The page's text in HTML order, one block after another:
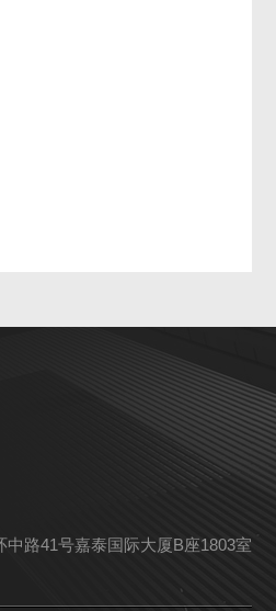
路41号嘉泰国际大厦B座1803室